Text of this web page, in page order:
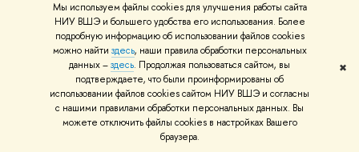
Мы используем файлы cookies для улучшения работы сайта
НИУ ВШЭ и большего удобства его использования. Более
подробную информацию об использовании файлов cookies
можно найти здесь, наши правила обработки персональных
данных –здесь. Продолжая пользоваться сайтом, вы
подтверждаете, что были проинформированы об
использовании файлов cookies сайтом НИУ ВШЭ и согласны
с нашими правилами обработки персональных данных. Вы
можете отключить файлы cookies в настройках Вашего
браузера.
✖
электронно-библиотечная система. — URL:
https://e.lanbook.com/book/61859 (дата обращения:
00.00.0000). — Режим доступа: для авториз.
пользователей.
Рекомендуемая дополнительная литература